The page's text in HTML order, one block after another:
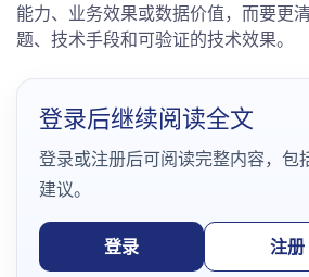
能力、业务效果或数据价值，而要更
题、技术手段和可验证的技术效果。
登录后继续阅读全文
登录或注册后可阅读完整内容，包
建议。
登录 注册